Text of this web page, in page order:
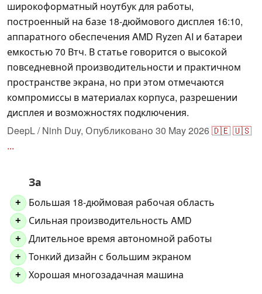
широкоформатный ноутбук для работы,
построенный на базе 18-дюймового дисплея 16:10,
аппаратного обеспечения AMD Ryzen AI и батареи
емкостью 70 Втч. В статье говорится о высокой
повседневной производительности и практичном
пространстве экрана, но при этом отмечаются
компромиссы в материалах корпуса, разрешении
дисплея и возможностях подключения.
DeepL / Ninh Duy, Опубликовано 30 May 2026🇩🇪🇺🇸
...
За
+ Большая 18-дюймовая рабочая область
+ Сильная производительность AMD
+ Длительное время автономной работы
+ Тонкий дизайн с большим экраном
+ Хорошая многозадачная машина